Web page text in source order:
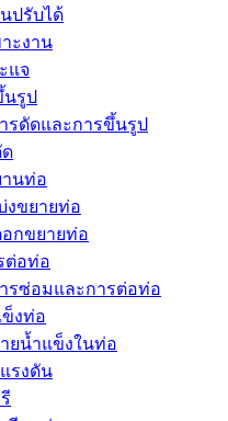
ปรับได้
ะงาน
แจ
นรูป
รดัดและการขึ้นรูป
ด
านท่อ
งขยายท่อ
อกขยายท่อ
ต่อท่อ
รซ่อมและการต่อท่อ
ข็งท่อ
ยน้ำแข็งในท่อ
รงดัน